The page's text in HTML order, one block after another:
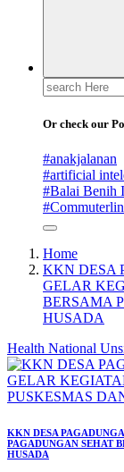
Search
for:
Or check our
#anakjalanan
#artificial
#Balai Benih
Home
KKN DESA
GELAR
BERSAMA
HUSADA
Health National
KKN DESA
PAGADUNGAN SEHAT
HUSADA